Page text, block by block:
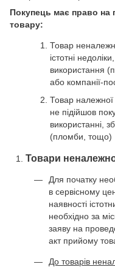
Покупець має право на
товару:
Товар
істотні
використання
або компанії-
Товар належної
не підійшов
використанні,
(пломби, тощо)
Товари
Для початку
в сервісному
наявності
необхідно за
заяву на
акт прийому
До товарів